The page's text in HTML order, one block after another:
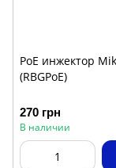
PoE инжектор
(RBGPoE)
270 грн
В наличии